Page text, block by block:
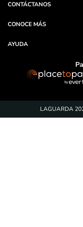
CONTÁCTANOS
CONOCE MÁS
AYUDA
LAGUARDA